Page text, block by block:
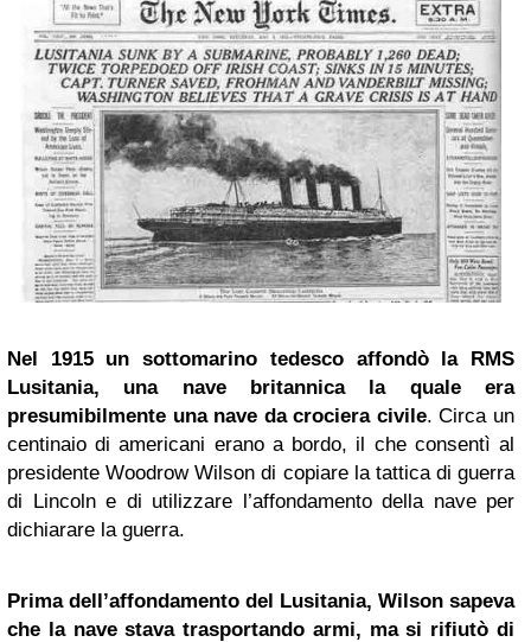
Nel 1915 un sottomarino tedesco affondò la RMS
Lusitania, una nave britannica la quale era
presumibilmente una nave da crociera civile. Circa un
centinaio di americani erano a bordo, il che consentì al
presidente Woodrow Wilson di copiare la tattica di guerra
di Lincoln e di utilizzare l’affondamento della nave per
dichiarare la guerra.
Prima dell’affondamento del Lusitania, Wilson sapeva
che la nave stava trasportando armi, ma si rifiutò di